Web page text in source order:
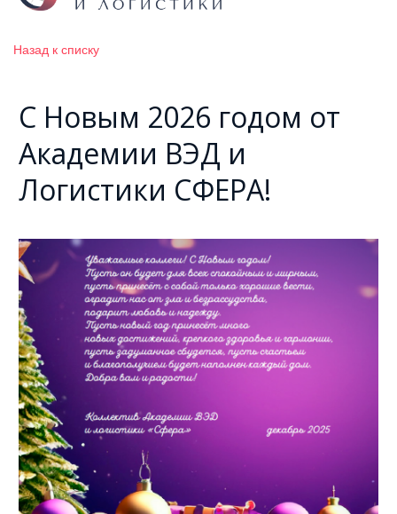
Назад к списку
С Новым 2026 годом от
Академии ВЭД и
Логистики СФЕРА!